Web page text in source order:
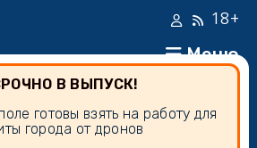
Меню
18+
В ВЫПУСК!
готовы взять на работу для
города от дронов